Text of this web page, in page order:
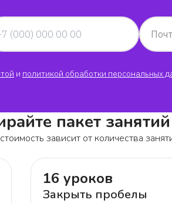
и политикой обработки персональных
пакет
зависит от количества
16 уроков
Закрыть пробелы